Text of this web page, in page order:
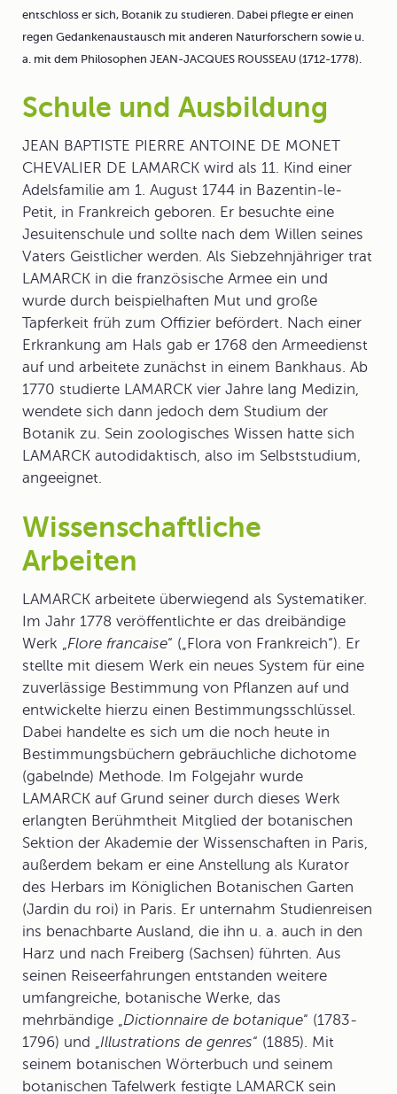
entschloss er sich, Botanik zu studieren. Dabei pflegte er einen
regen Gedankenaustausch mit anderen Naturforschern sowie u.
a. mit dem Philosophen JEAN-JACQUES ROUSSEAU (1712-1778).
Schule und Ausbildung
JEAN BAPTISTE PIERRE ANTOINE DE MONET
CHEVALIER DE LAMARCK wird als 11. Kind einer
Adelsfamilie am 1. August 1744 in Bazentin-le-
Petit, in Frankreich geboren. Er besuchte eine
Jesuitenschule und sollte nach dem Willen seines
Vaters Geistlicher werden. Als Siebzehnjähriger trat
LAMARCK in die französische Armee ein und
wurde durch beispielhaften Mut und große
Tapferkeit früh zum Offizier befördert. Nach einer
Erkrankung am Hals gab er 1768 den Armeedienst
auf und arbeitete zunächst in einem Bankhaus. Ab
1770 studierte LAMARCK vier Jahre lang Medizin,
wendete sich dann jedoch dem Studium der
Botanik zu. Sein zoologisches Wissen hatte sich
LAMARCK autodidaktisch, also im Selbststudium,
angeeignet.
Wissenschaftliche
Arbeiten
LAMARCK arbeitete überwiegend als Systematiker.
Im Jahr 1778 veröffentlichte er das dreibändige
Werk „Flore francaise“ („Flora von Frankreich“). Er
stellte mit diesem Werk ein neues System für eine
zuverlässige Bestimmung von Pflanzen auf und
entwickelte hierzu einen Bestimmungsschlüssel.
Dabei handelte es sich um die noch heute in
Bestimmungsbüchern gebräuchliche dichotome
(gabelnde) Methode. Im Folgejahr wurde
LAMARCK auf Grund seiner durch dieses Werk
erlangten Berühmtheit Mitglied der botanischen
Sektion der Akademie der Wissenschaften in Paris,
außerdem bekam er eine Anstellung als Kurator
des Herbars im Königlichen Botanischen Garten
(Jardin du roi) in Paris. Er unternahm Studienreisen
ins benachbarte Ausland, die ihn u. a. auch in den
Harz und nach Freiberg (Sachsen) führten. Aus
seinen Reiseerfahrungen entstanden weitere
umfangreiche, botanische Werke, das
mehrbändige „Dictionnaire de botanique“ (1783-
1796) und „Illustrations de genres“ (1885). Mit
seinem botanischen Wörterbuch und seinem
botanischen Tafelwerk festigte LAMARCK sein